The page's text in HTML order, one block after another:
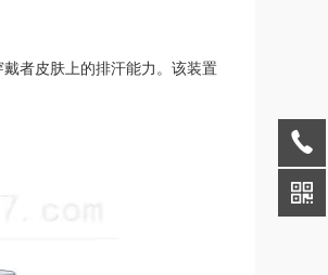
者皮肤上的排汗能力。该装置